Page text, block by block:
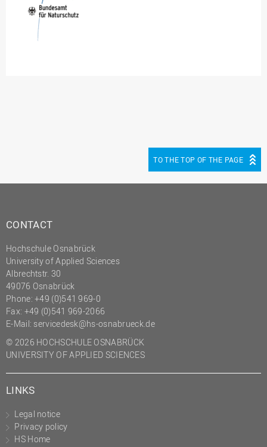
TO THE TOP OF THE PAGE
CONTACT
Hochschule Osnabrück
University of Applied Sciences
Albrechtstr. 30
49076 Osnabrück
Phone: +49 (0)541 969-0
Fax: +49 (0)541 969-2066
E-Mail: servicedesk@hs-osnabrueck.de
© 2026 HOCHSCHULE OSNABRÜCK
UNIVERSITY OF APPLIED SCIENCES
LINKS
Legal notice
Privacy policy
HS Home